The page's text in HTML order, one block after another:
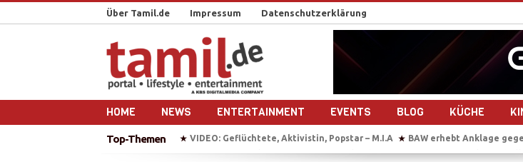
Über Tamil.de Impressum Datenschutzerklärung
HOME NEWS ENTERTAINMENT EVENTS BLOG KÜCHE
Top-Themen
VIDEO: Geflüchtete, Aktivistin, Popstar – M.I.A ★ BAW erhebt Anklage gegen Tamilen ★ Sie übersetzt
„Chellam“ – Vithya & Majoe drehen gemeinsam ein Musikvideo ★ Sri